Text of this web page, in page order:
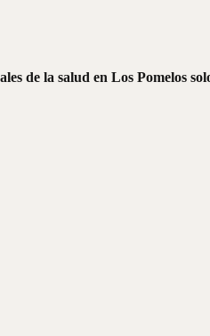
de la salud en Los Pomelos